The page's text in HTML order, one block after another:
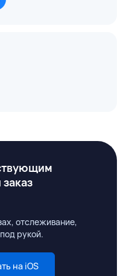
отслеживание,
рукой.
на iOS